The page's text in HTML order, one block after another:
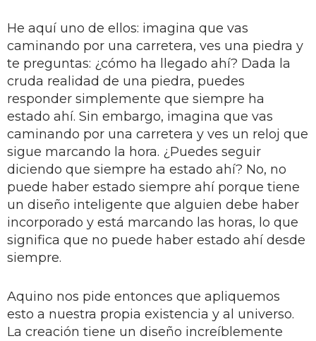
He aquí uno de ellos: imagina que vas
caminando por una carretera, ves una piedra y
te preguntas: ¿cómo ha llegado ahí? Dada la
cruda realidad de una piedra, puedes
responder simplemente que siempre ha
estado ahí. Sin embargo, imagina que vas
caminando por una carretera y ves un reloj que
sigue marcando la hora. ¿Puedes seguir
diciendo que siempre ha estado ahí? No, no
puede haber estado siempre ahí porque tiene
un diseño inteligente que alguien debe haber
incorporado y está marcando las horas, lo que
significa que no puede haber estado ahí desde
siempre.
Aquino nos pide entonces que apliquemos
esto a nuestra propia existencia y al universo.
La creación tiene un diseño increíblemente